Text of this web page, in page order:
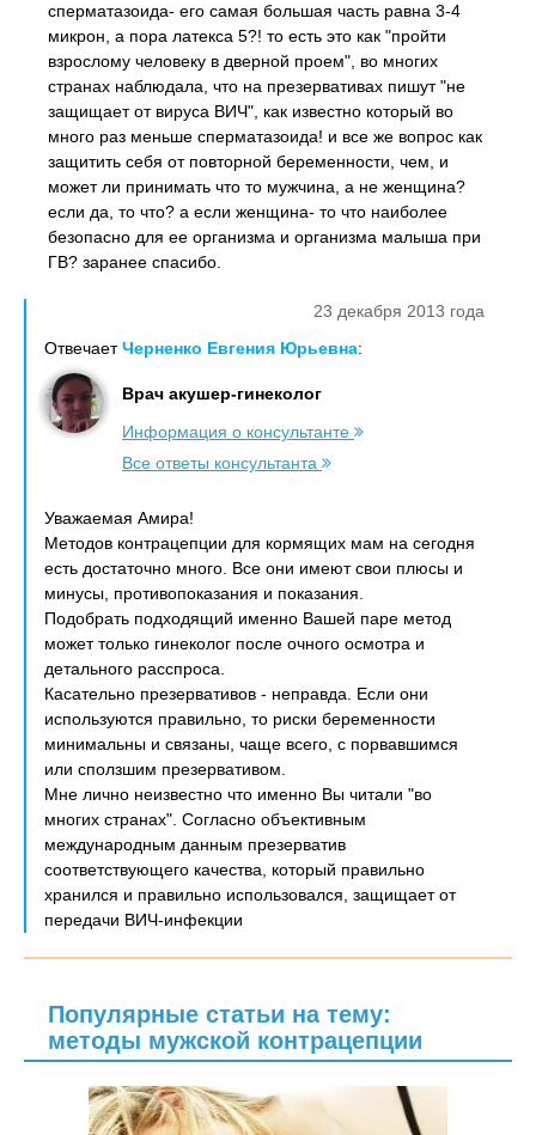
сперматазоида- его самая большая часть равна 3-4
микрон, а пора латекса 5?! то есть это как "пройти
взрослому человеку в дверной проем", во многих
странах наблюдала, что на презервативах пишут "не
защищает от вируса ВИЧ", как известно который во
много раз меньше сперматазоида! и все же вопрос как
защитить себя от повторной беременности, чем, и
может ли принимать что то мужчина, а не женщина?
если да, то что? а если женщина- то что наиболее
безопасно для ее организма и организма малыша при
ГВ? заранее спасибо.
23 декабря 2013 года
ОтвечаетЧерненко Евгения Юрьевна:
Врач акушер-гинеколог
Информация о консультанте
Все ответы консультанта
Уважаемая Амира!
Методов контрацепции для кормящих мам на сегодня
есть достаточно много. Все они имеют свои плюсы и
минусы, противопоказания и показания.
Подобрать подходящий именно Вашей паре метод
может только гинеколог после очного осмотра и
детального расспроса.
Касательно презервативов - неправда. Если они
используются правильно, то риски беременности
минимальны и связаны, чаще всего, с порвавшимся
или сползшим презервативом.
Мне лично неизвестно что именно Вы читали "во
многих странах". Согласно объективным
международным данным презерватив
соответствующего качества, который правильно
хранился и правильно использовался, защищает от
передачи ВИЧ-инфекции
Популярные статьи на тему:
методы мужской контрацепции